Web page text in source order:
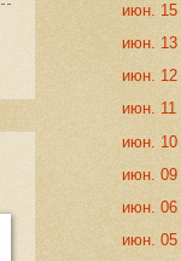
июн. 15
июн. 13
июн. 12
июн. 11
июн. 10
июн. 09
июн. 06
июн. 05